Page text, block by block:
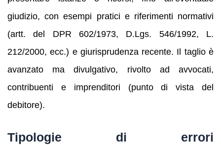
giudizio, con esempi pratici e riferimenti normativi
(artt. del DPR 602/1973, D.Lgs. 546/1992, L.
212/2000, ecc.) e giurisprudenza recente. Il taglio è
avanzato ma divulgativo, rivolto ad avvocati,
contribuenti e imprenditori (punto di vista del
debitore).
Tipologie di errori